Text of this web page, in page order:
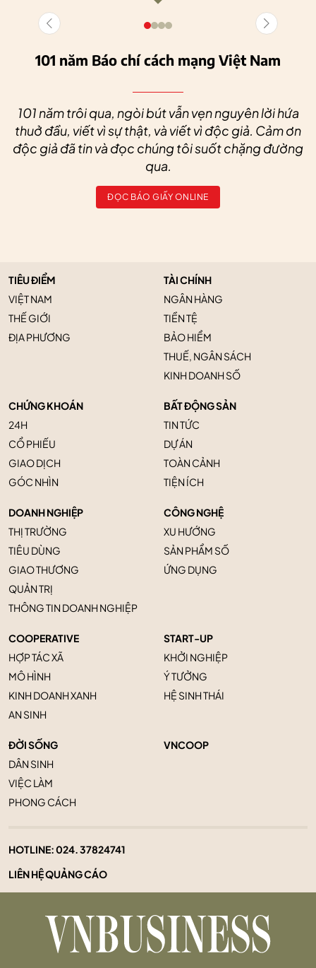
101 năm Báo chí cách mạng Việt Nam
101 năm trôi qua, ngòi bút vẫn vẹn nguyên lời hứa
thuở đầu, viết vì sự thật, và viết vì độc giả. Cảm ơn
độc giả đã tin và đọc chúng tôi suốt chặng đường
qua.
ĐỌC BÁO GIẤY ONLINE
TIÊU ĐIỂM
VIỆT NAM
THẾ GIỚI
ĐỊA PHƯƠNG
TÀI CHÍNH
NGÂN HÀNG
TIỀN TỆ
BẢO HIỂM
THUẾ, NGÂN SÁCH
KINH DOANH SỐ
CHỨNG KHOÁN
24H
CỔ PHIẾU
GIAO DỊCH
GÓC NHÌN
BẤT ĐỘNG SẢN
TIN TỨC
DỰ ÁN
TOÀN CẢNH
TIỆN ÍCH
DOANH NGHIỆP
THỊ TRƯỜNG
TIÊU DÙNG
GIAO THƯƠNG
QUẢN TRỊ
THÔNG TIN DOANH NGHIỆP
CÔNG NGHỆ
XU HƯỚNG
SẢN PHẨM SỐ
ỨNG DỤNG
COOPERATIVE
HỢP TÁC XÃ
MÔ HÌNH
KINH DOANH XANH
AN SINH
START-UP
KHỞI NGHIỆP
Ý TƯỞNG
HỆ SINH THÁI
ĐỜI SỐNG
DÂN SINH
VIỆC LÀM
PHONG CÁCH
VNCOOP
HOTLINE:024. 37824741
LIÊN HỆ QUẢNG CÁO